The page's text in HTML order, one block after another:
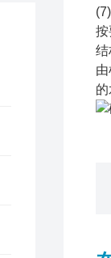
按
结